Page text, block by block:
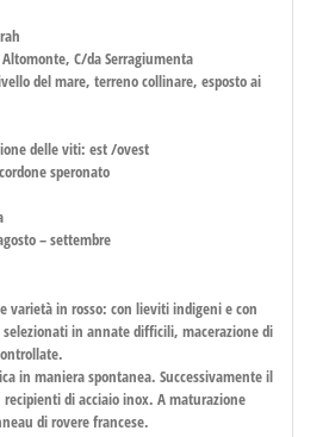
C/da Serragiumenta
del mare, terreno collinare, esposto ai
delle viti: est /ovest
speronato
– settembre
varietà in rosso: con lieviti indigeni e con
in annate difficili, macerazione di
in maniera spontanea. Successivamente il
di acciaio inox. A maturazione
di rovere francese.